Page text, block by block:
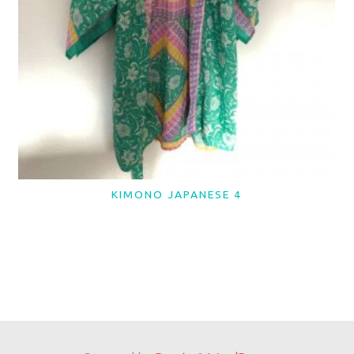
LER MAIS
KIMONO JAPANESE 4